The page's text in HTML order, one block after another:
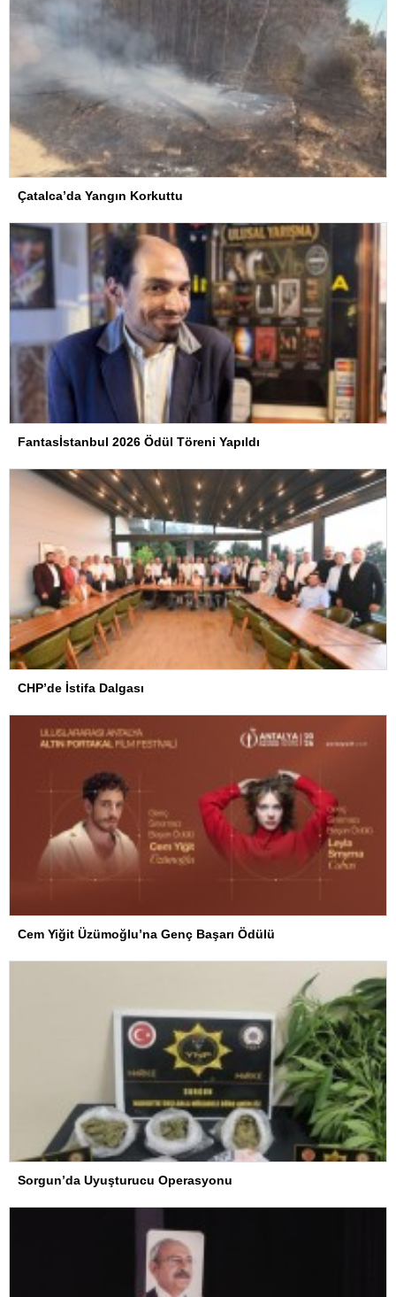
Çatalca’da Yangın Korkuttu
Fantasİstanbul 2026 Ödül Töreni Yapıldı
CHP’de İstifa Dalgası
Cem Yiğit Üzümoğlu’na Genç Başarı Ödülü
Sorgun’da Uyuşturucu Operasyonu